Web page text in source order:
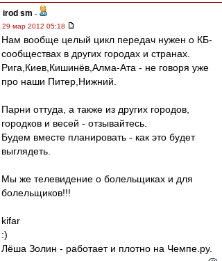
irod sm -
29 мар 2012 05:18
Нам вообще целый цикл передач нужен о КБ-
сообществах в других городах и странах.
Рига,Киев,Кишинёв,Алма-Ата - не говоря уже
про наши Питер,Нижний.
Парни оттуда, а также из других городов,
городков и весей - отзывайтесь.
Будем вместе планировать - как это будет
выглядеть.
Мы же телевидение о болельщиках и для
болельщиков!!!
kifar
:)
Лёша Золин - работает и плотно на Чемпе.ру.